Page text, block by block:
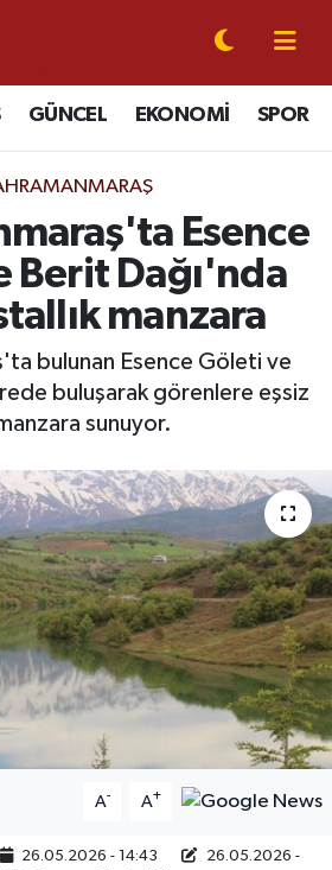
GÜNCEL EKONOMİ SPOR
Esence
Berit Dağı'nda
manzara
bulunan Esence Göleti ve
buluşarak görenlere eşsiz
sunuyor.
A- A+
26.05.2026 - 14:43
26.05.2026 -
Nöbetçi Eczaneler
Hava Durumu
Trafik Yoğunluk Haritası
Durumu ve Fikstür